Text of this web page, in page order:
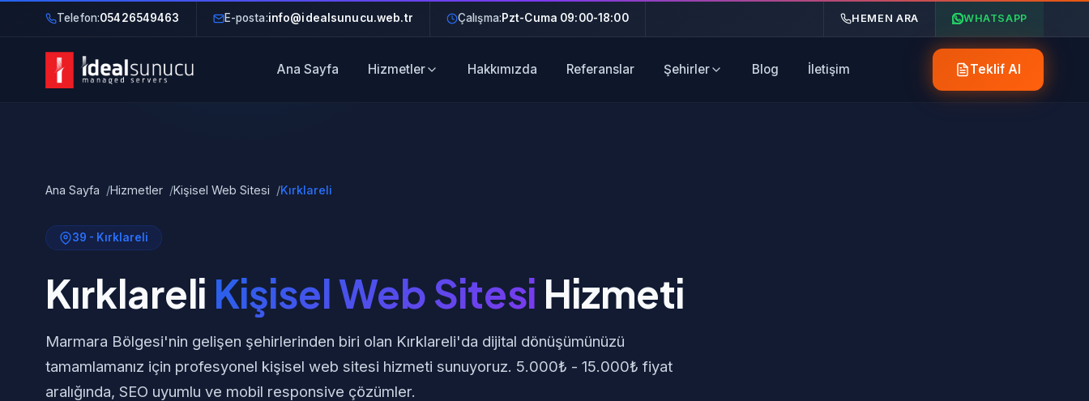
Telefon:05426549463 E-posta:info@idealsunucu.web.tr Çalışma:Pzt-Cuma 09:00-18:00 HEMEN ARA WHATSAPP
Ana Sayfa Hizmetler Hakkımızda Referanslar Şehirler Blog İletişim Teklif Al
Ana Sayfa Hizmetler Kişisel Web Sitesi Kırklareli
39 - Kırklareli
Kırklareli Kişisel Web Sitesi Hizmeti
Marmara Bölgesi'nin gelişen şehirlerinden biri olan Kırklareli'da dijital dönüşümünüzü
tamamlamanız için profesyonel kişisel web sitesi hizmeti sunuyoruz. 5.000₺ - 15.000₺ fiyat
aralığında, SEO uyumlu ve mobil responsive çözümler.